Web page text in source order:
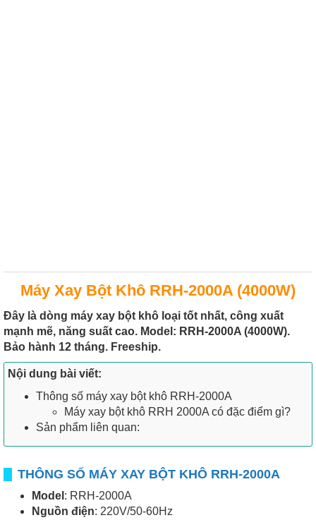
Máy Xay Bột Khô RRH-2000A (4000W)
Đây là dòng máy xay bột khô loại tốt nhất, công xuất
mạnh mẽ, năng suất cao. Model: RRH-2000A (4000W).
Bảo hành 12 tháng. Freeship.
Nội dung bài viết:
Thông số máy xay bột khô RRH-2000A
Máy xay bột khô RRH 2000A có đặc điểm gì?
Sản phẩm liên quan:
THÔNG SỐ MÁY XAY BỘT KHÔ RRH-2000A
Model : RRH-2000A
Nguồn điện: 220V/50-60Hz